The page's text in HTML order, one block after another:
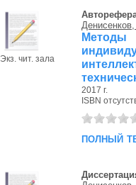
Экз. чит. зала
2017 г.
ISBN
полный